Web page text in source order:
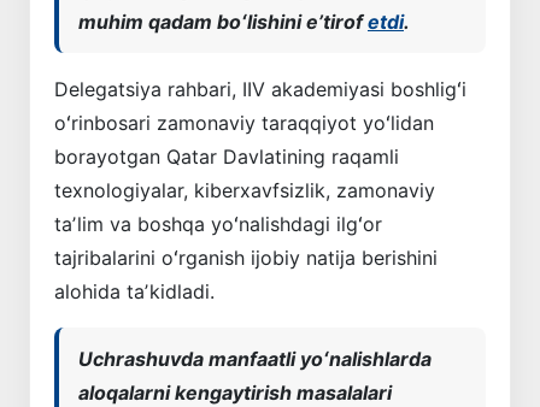
muhim qadam boʻlishini eʼtirofetdi.
Delegatsiya rahbari, IIV akademiyasi boshligʻi
oʻrinbosari zamonaviy taraqqiyot yoʻlidan
borayotgan Qatar Davlatining raqamli
texnologiyalar, kiberxavfsizlik, zamonaviy
taʼlim va boshqa yoʻnalishdagi ilgʻor
tajribalarini oʻrganish ijobiy natija berishini
alohida taʼkidladi.
Uchrashuvda manfaatli yoʻnalishlarda
aloqalarni kengaytirish masalalari